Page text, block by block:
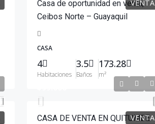
VENTA
Casa de oportunidad en venta,
Ceibos Norte – Guayaquil
CASA
4
Habitaciones
3.5
Baños
173.28
m²
VENTA
CASA DE VENTA EN QUITUMBE